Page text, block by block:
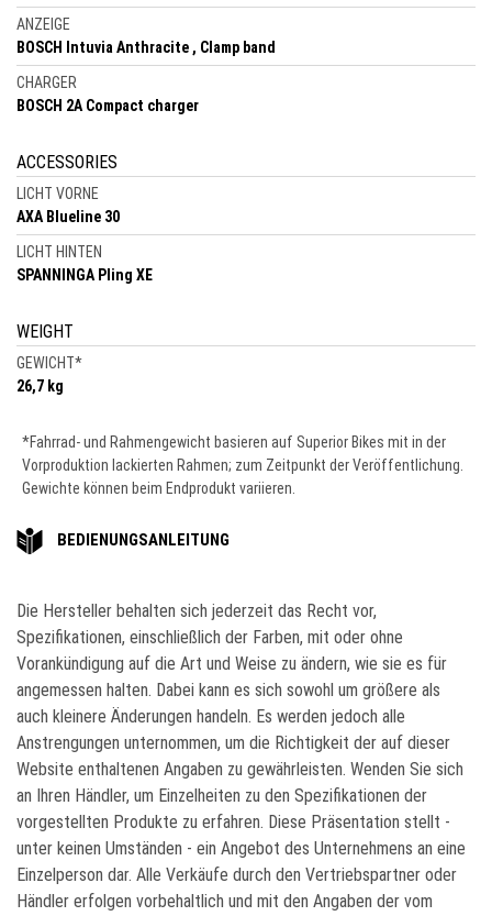
ANZEIGE
BOSCH Intuvia Anthracite , Clamp band
CHARGER
BOSCH 2A Compact charger
ACCESSORIES
LICHT VORNE
AXA Blueline 30
LICHT HINTEN
SPANNINGA Pling XE
WEIGHT
GEWICHT*
26,7 kg
*Fahrrad- und Rahmengewicht basieren auf Superior Bikes mit in der
Vorproduktion lackierten Rahmen; zum Zeitpunkt der Veröffentlichung.
Gewichte können beim Endprodukt variieren.
BEDIENUNGSANLEITUNG
Die Hersteller behalten sich jederzeit das Recht vor,
Spezifikationen, einschließlich der Farben, mit oder ohne
Vorankündigung auf die Art und Weise zu ändern, wie sie es für
angemessen halten. Dabei kann es sich sowohl um größere als
auch kleinere Änderungen handeln. Es werden jedoch alle
Anstrengungen unternommen, um die Richtigkeit der auf dieser
Website enthaltenen Angaben zu gewährleisten. Wenden Sie sich
an Ihren Händler, um Einzelheiten zu den Spezifikationen der
vorgestellten Produkte zu erfahren. Diese Präsentation stellt -
unter keinen Umständen - ein Angebot des Unternehmens an eine
Einzelperson dar. Alle Verkäufe durch den Vertriebspartner oder
Händler erfolgen vorbehaltlich und mit den Angaben der vom